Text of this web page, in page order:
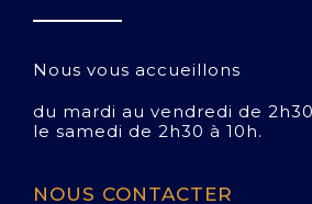
Nous vous accueillons
du mardi au vendredi de 2h30
le samedi de 2h30 à 10h.
NOUS CONTACTER